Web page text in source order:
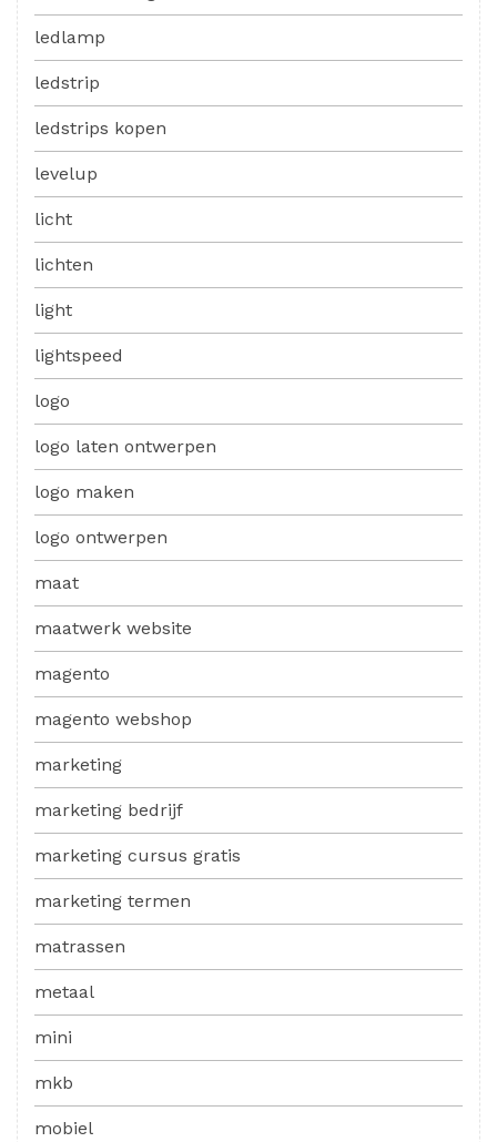
ledlamp
ledstrip
ledstrips kopen
levelup
licht
lichten
light
lightspeed
logo
logo laten ontwerpen
logo maken
logo ontwerpen
maat
maatwerk website
magento
magento webshop
marketing
marketing bedrijf
marketing cursus gratis
marketing termen
matrassen
metaal
mini
mkb
mobiel